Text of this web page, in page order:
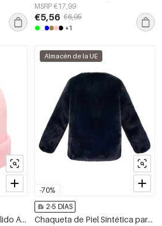
MSRP €17,99
€5,56 €6,95
+1
Gorro multicolor Rosa pálido Acrílico
-70%
Almacén de la UE
2-5 DÍAS
Chaqueta de Piel Sintética para Mujer Cálida Manga Larga